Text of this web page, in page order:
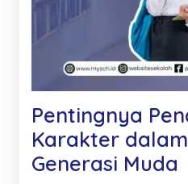
Pentingnya
Karakter
Generasi Muda